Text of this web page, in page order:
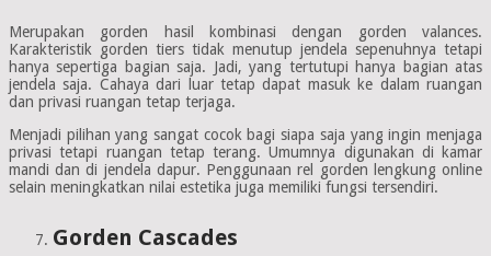
Merupakan gorden hasil kombinasi dengan gorden valances.
Karakteristik gorden tiers tidak menutup jendela sepenuhnya tetapi
hanya sepertiga bagian saja. Jadi, yang tertutupi hanya bagian atas
jendela saja. Cahaya dari luar tetap dapat masuk ke dalam ruangan
dan privasi ruangan tetap terjaga.
Menjadi pilihan yang sangat cocok bagi siapa saja yang ingin menjaga
privasi tetapi ruangan tetap terang. Umumnya digunakan di kamar
mandi dan di jendela dapur. Penggunaan rel gorden lengkung online
selain meningkatkan nilai estetika juga memiliki fungsi tersendiri.
Gorden Cascades